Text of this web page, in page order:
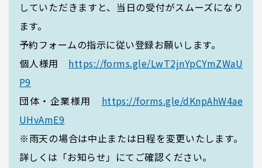
サイトマップ
リンク集
サイト利用規定
していただきますと、当日の受付がスムーズになり
ます。
予約フォームの指示に従い登録お願いします。
個人様用 https://forms.gle/LwT2jnYpCYmZWaU
P9
団体・企業様用 https://forms.gle/dKnpAhW4ae
UHvAmE9
※雨天の場合は中止または日程を変更いたします。
詳しくは「お知らせ」にてご確認ください。